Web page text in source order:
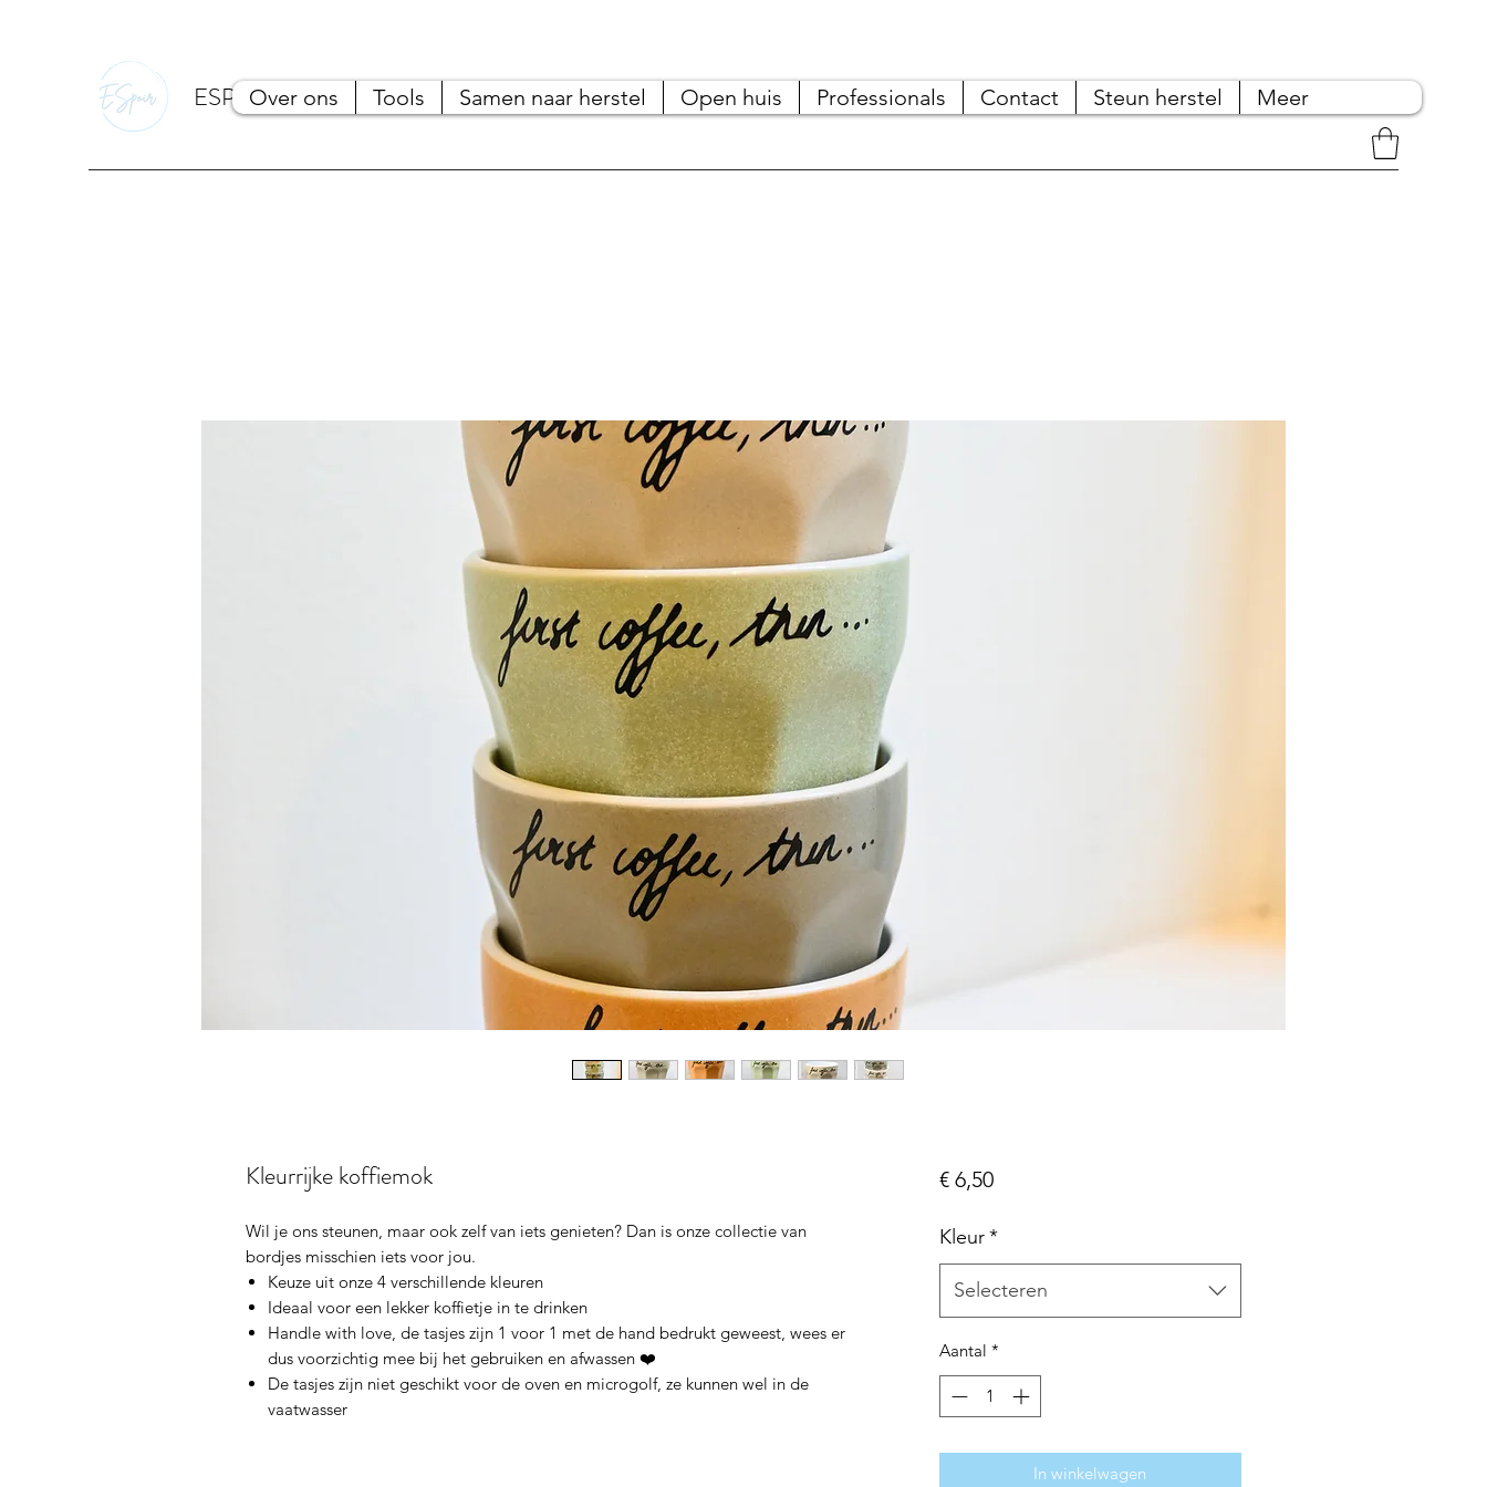
ESPOIR.Over ons Tools Samen naar herstel Open huis Professionals Contact Steun herstel Meer
Kleurrijke koffiemok
Wil je ons steunen, maar ook zelf van iets genieten? Dan is onze collectie van
bordjes misschien iets voor jou.
Keuze uit onze 4 verschillende kleuren
Ideaal voor een lekker koffietje in te drinken
Handle with love, de tasjes zijn 1 voor 1 met de hand bedrukt geweest, wees er
dus voorzichtig mee bij het gebruiken en afwassen ❤️
De tasjes zijn niet geschikt voor de oven en microgolf, ze kunnen wel in de
vaatwasser
€ 6,50Prijs
Kleur*
Selecteren
Aantal *
In winkelwagen